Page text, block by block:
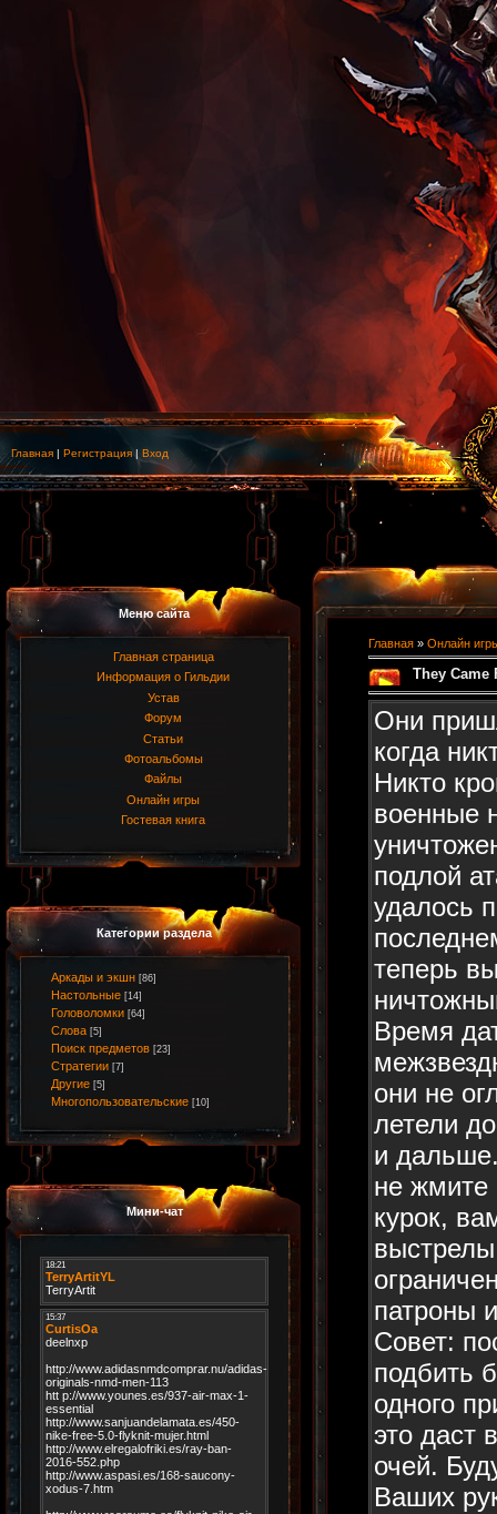
Главная | Регистрация | Вход
Меню сайта
Главная страница
Информация о Гильдии
Устав
Форум
Статьи
Фотоальбомы
Файлы
Онлайн игры
Гостевая книга
Категории раздела
Аркады и экшн [86]
Настольные [14]
Головоломки [64]
Слова [5]
Поиск предметов [23]
Стратегии [7]
Другие [5]
Многопользовательские [10]
Мини-чат
Главная » Онлайн
They Came
Они
когда
Никто
военные
подлой
удалось
теперь
Время
они не
летели
и
не жмите
курок,
патроны
Совет:
подбить
одного
это даст
очей.
Ваших